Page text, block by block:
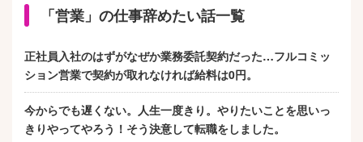
「営業」の仕事辞めたい話一覧
正社員入社のはずがなぜか業務委託契約だった…フルコミッ
ション営業で契約が取れなければ給料は0円。
今からでも遅くない。人生一度きり。やりたいことを思いっ
きりやってやろう！そう決意して転職をしました。